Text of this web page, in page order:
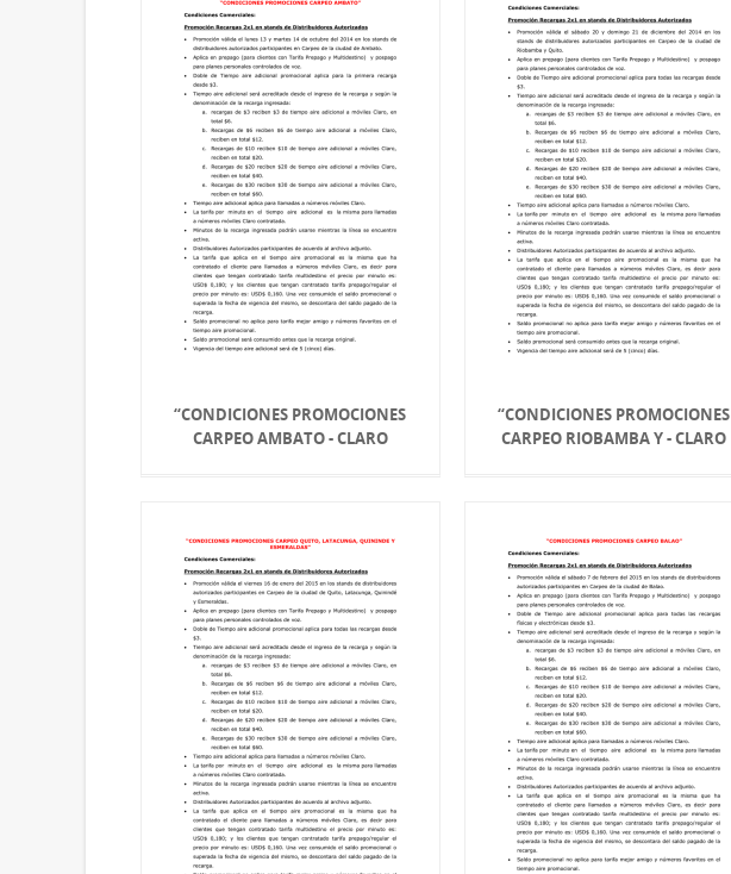
“CONDICIONES PROMOCIONES
CARPEO AMBATO - CLARO
“CONDICIONES PROMOCIONES
CARPEO RIOBAMBA Y - CLARO